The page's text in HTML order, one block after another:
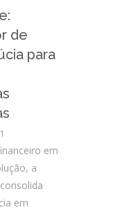
de
para
1
em
a
em